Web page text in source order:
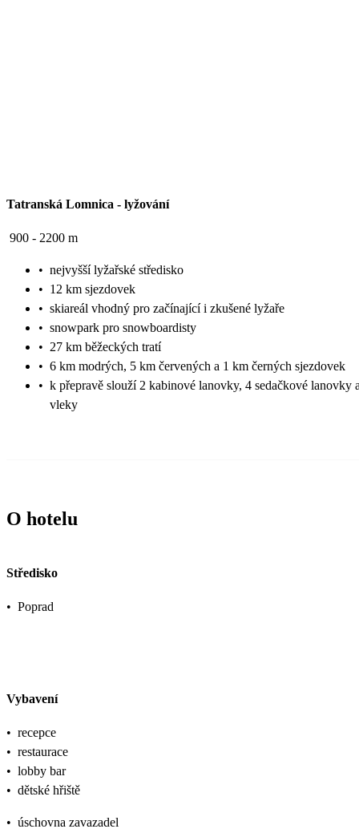
Tatranská Lomnica - lyžování
900 - 2200 m
• nejvyšší lyžařské středisko
• 12 km sjezdovek
• skiareál vhodný pro začínající i zkušené lyžaře
• snowpark pro snowboardisty
• 27 km běžeckých tratí
• 6 km modrých, 5 km červených a 1 km černých sjezdovek
• k přepravě slouží 2 kabinové lanovky, 4 sedačkové lanovky
vleky
O hotelu
Středisko
• Poprad
Vybavení
• recepce
• restaurace
• lobby bar
• dětské hřiště
• úschovna zavazadel